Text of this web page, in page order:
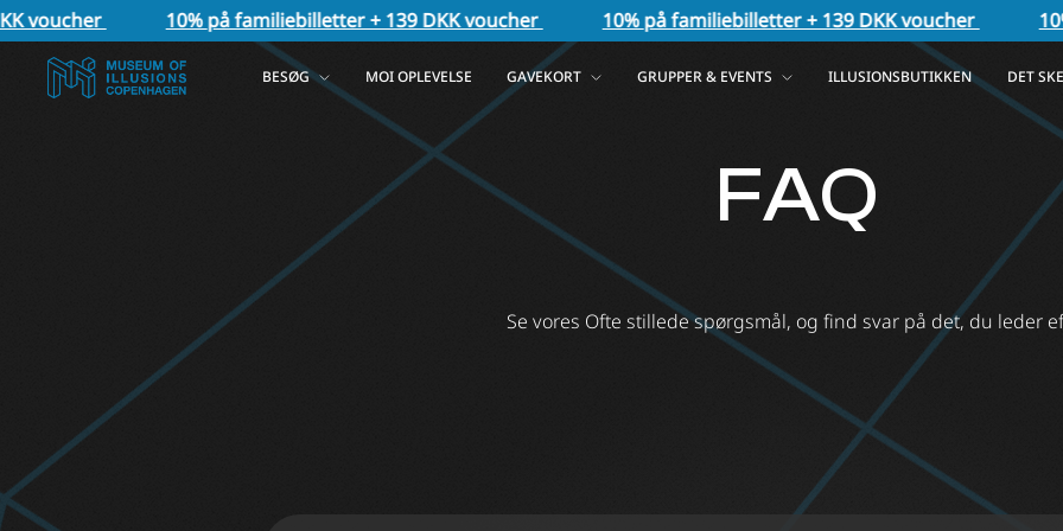
10% på familiebilletter + 139 DKK voucher 10% på familiebilletter + 139 DKK voucher
BESØG MOI OPLEVELSE GAVEKORT GRUPPER & EVENTS ILLUSIONSBUTIKKEN DET
FAQ
Se vores Ofte stillede spørgsmål, og find svar på det, du leder